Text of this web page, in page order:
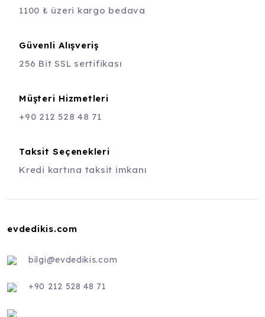
1100 ₺ üzeri kargo bedava
Güvenli Alışveriş
256 Bit SSL sertifikası
Müşteri Hizmetleri
+90 212 528 48 71
Taksit Seçenekleri
Kredi kartına taksit imkanı
evdedikis.com
bilgi@evdedikis.com
+90 212 528 48 71